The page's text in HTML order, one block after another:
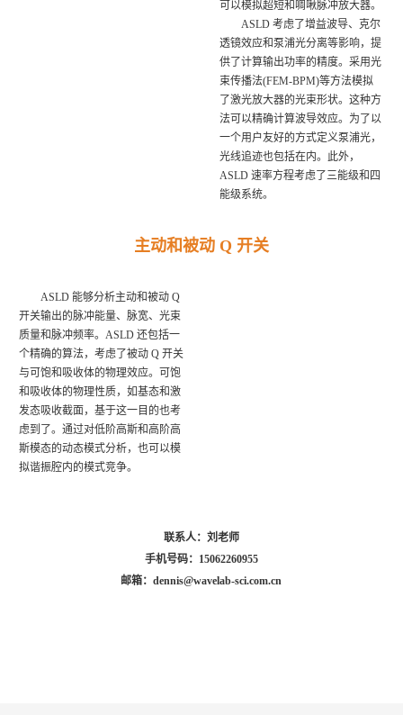
可以模拟超短和啁啾脉冲放大器。
ASLD 考虑了增益波导、克尔
透镜效应和泵浦光分离等影响，提
供了计算输出功率的精度。采用光
束传播法(FEM-BPM)等方法模拟
了激光放大器的光束形状。这种方
法可以精确计算波导效应。为了以
一个用户友好的方式定义泵浦光，
光线追迹也包括在内。此外，
ASLD 速率方程考虑了三能级和四
能级系统。
主动和被动 Q 开关
ASLD 能够分析主动和被动 Q
开关输出的脉冲能量、脉宽、光束
质量和脉冲频率。ASLD 还包括一
个精确的算法，考虑了被动 Q 开关
与可饱和吸收体的物理效应。可饱
和吸收体的物理性质，如基态和激
发态吸收截面，基于这一目的也考
虑到了。通过对低阶高斯和高阶高
斯模态的动态模式分析，也可以模
拟谐振腔内的模式竞争。
联系人：刘老师
手机号码：15062260955
邮箱：dennis@wavelab-sci.com.cn